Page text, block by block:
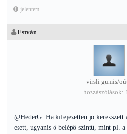
jelentem
Estván
virsli gumis/
hozzászólások:
@HederG: Ha kifejezetten jó
esett, ugyanis ő belépő szintű, mint pl.